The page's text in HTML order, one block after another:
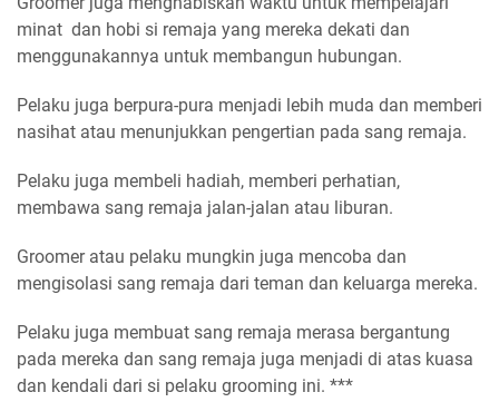
minat dan hobi si remaja yang mereka dekati dan
menggunakannya untuk membangun hubungan.
Pelaku juga berpura-pura menjadi lebih muda dan memberi
nasihat atau menunjukkan pengertian pada sang remaja.
Pelaku juga membeli hadiah, memberi perhatian,
membawa sang remaja jalan-jalan atau liburan.
Groomer atau pelaku mungkin juga mencoba dan
mengisolasi sang remaja dari teman dan keluarga mereka.
Pelaku juga membuat sang remaja merasa bergantung
pada mereka dan sang remaja juga menjadi di atas kuasa
dan kendali dari si pelaku grooming ini. ***